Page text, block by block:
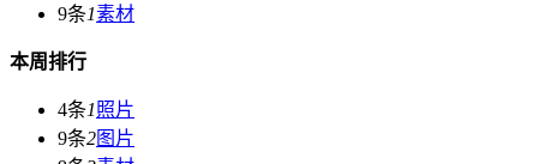
9条1素材
本周排行
4条1照片
9条2图片